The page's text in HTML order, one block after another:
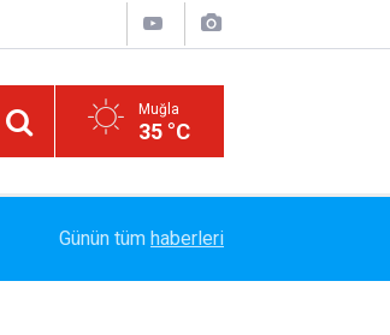
Muğla
35 °C
Vazgeç Gel"
Günün tüm haberleri